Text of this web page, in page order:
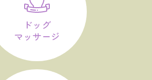
ドッグ
マッサージ